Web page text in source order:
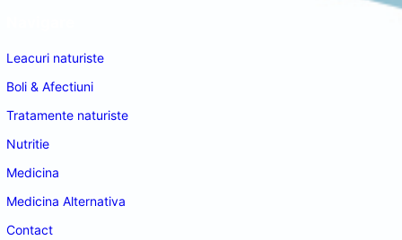
Leacuri naturiste
Boli & Afectiuni
Tratamente naturiste
Nutritie
Medicina
Medicina Alternativa
Contact